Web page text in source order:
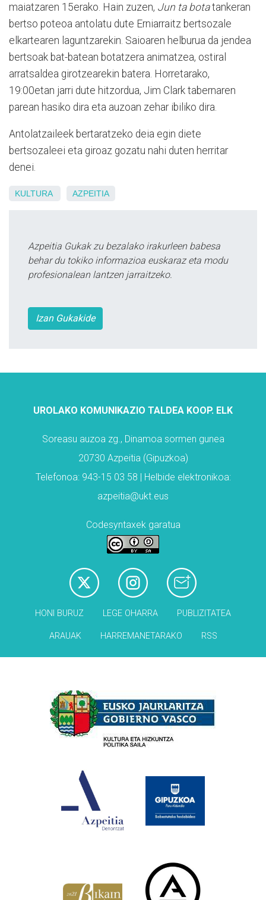
maiatzaren 15erako. Hain zuzen, Jun ta botatankeran
bertso poteoa antolatu dute Erniarraitz bertsozale
elkartearen laguntzarekin. Saioaren helburua da jendea
bertsoak bat-batean botatzera animatzea, ostiral
arratsaldea girotzearekin batera. Horretarako,
19:00etan jarri dute hitzordua, Jim Clark tabernaren
parean hasiko dira eta auzoan zehar ibiliko dira.
Antolatzaileek bertaratzeko deia egin diete
bertsozaleei eta giroaz gozatu nahi duten herritar
denei.
KULTURA AZPEITIA
Azpeitia Gukak zu bezalako irakurleen babesa
behar du tokiko informazioa euskaraz eta modu
profesionalean lantzen jarraitzeko.
Izan Gukakide
UROLAKO KOMUNIKAZIO TALDEA KOOP. ELK
Soreasu auzoa zg., Dinamoa sormen gunea
20730 Azpeitia (Gipuzkoa)
Telefonoa: 943-15 03 58 | Helbide elektronikoa:
azpeitia@ukt.eus
Codesyntaxek garatua
HONI BURUZ LEGE OHARRA PUBLIZITATEA
ARAUAK HARREMANETARAKO RSS